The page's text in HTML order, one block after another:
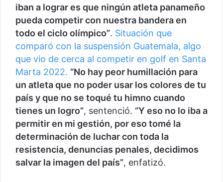
iban a lograr es que ningún atleta panameño
pueda competir con nuestra bandera en
todo el ciclo olímpico”. Situación que
comparó con la suspensión Guatemala, algo
que vio de cerca al competir en golf en Santa
Marta 2022. “No hay peor humillación para
un atleta que no poder usar los colores de tu
país y que no se toqué tu himno cuando
tienes un logro”, sentenció. “Y eso no lo iba a
permitir en mi gestión, por eso tomé la
determinación de luchar con toda la
resistencia, denuncias penales, decidimos
salvar la imagen del país”, enfatizó.